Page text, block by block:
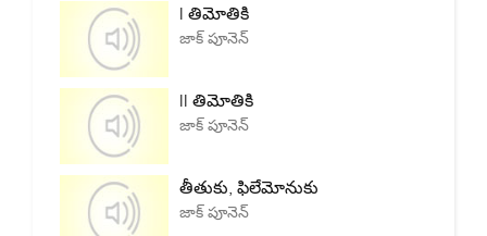
I తిమోతికి
జాక్ పూనెన్
II తిమోతికి
జాక్ పూనెన్
తీతుకు, ఫిలేమోనుకు
జాక్ పూనెన్